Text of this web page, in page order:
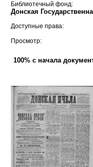
Библиотечный фонд:
Донская
Доступные права:
Просмотр:
100% с начала